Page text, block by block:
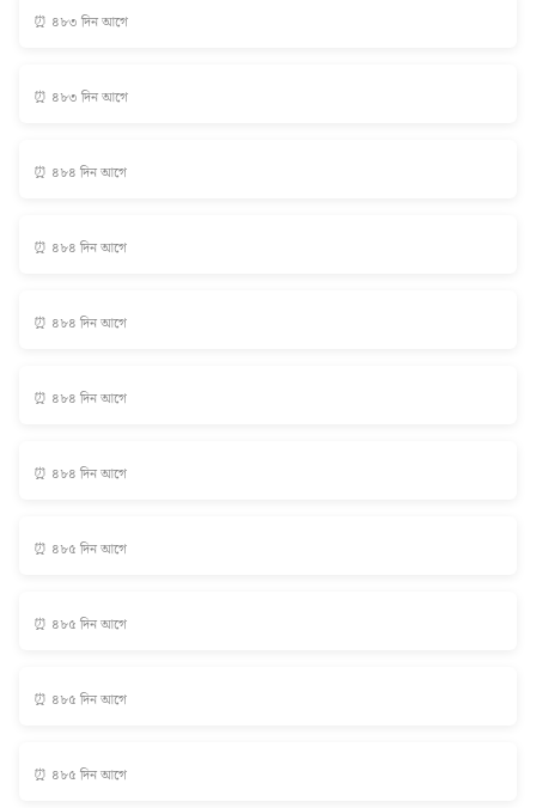
⏰ ৪৮৩ দিন আগে
⏰ ৪৮৩ দিন আগে
⏰ ৪৮৪ দিন আগে
⏰ ৪৮৪ দিন আগে
⏰ ৪৮৪ দিন আগে
⏰ ৪৮৪ দিন আগে
⏰ ৪৮৪ দিন আগে
⏰ ৪৮৫ দিন আগে
⏰ ৪৮৫ দিন আগে
⏰ ৪৮৫ দিন আগে
⏰ ৪৮৫ দিন আগে